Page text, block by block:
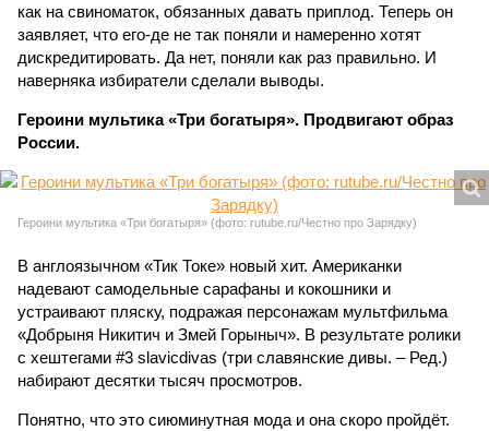
как на свиноматок, обязанных давать приплод. Теперь он
заявляет, что его-де не так поняли и намеренно хотят
дискредитировать. Да нет, поняли как раз правильно. И
наверняка избиратели сделали выводы.
Героини мультика «Три богатыря». Продвигают образ
России.
Героини мультика «Три богатыря» (фото: rutube.ru/Честно про Зарядку)
В англоязычном «Тик Токе» новый хит. Американки
надевают самодельные сарафаны и кокошники и
устраивают пляску, подражая персонажам мультфильма
«Добрыня Никитич и Змей Горыныч». В результате ролики
с хештегами #3 slavicdivas (три славянские дивы. – Ред.)
набирают десятки тысяч просмотров.
Понятно, что это сиюминутная мода и она скоро пройдёт.